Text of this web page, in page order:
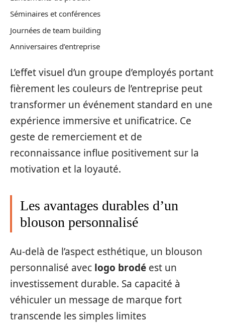
Séminaires et conférences
Journées de team building
Anniversaires d’entreprise
L’effet visuel d’un groupe d’employés portant
fièrement les couleurs de l’entreprise peut
transformer un événement standard en une
expérience immersive et unificatrice. Ce
geste de remerciement et de
reconnaissance influe positivement sur la
motivation et la loyauté.
Les avantages durables d’un
blouson personnalisé
Au-delà de l’aspect esthétique, un blouson
personnalisé avec logo brodé est un
investissement durable. Sa capacité à
véhiculer un message de marque fort
transcende les simples limites